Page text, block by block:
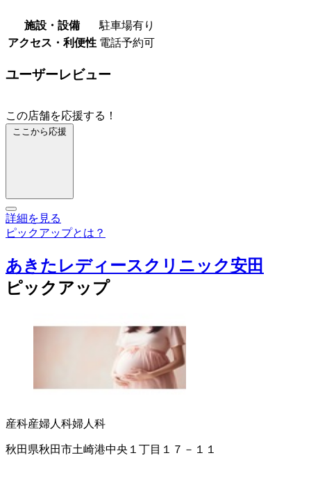
施設・設備
駐車場有り
アクセス・利便性 電話予約可
ユーザーレビュー
この店舗を応援する！
ここから応援
詳細を見る
ピックアップとは？
あきたレディースクリニック安田
ピックアップ
産科産婦人科婦人科
秋田県秋田市土崎港中央１丁目１７－１１